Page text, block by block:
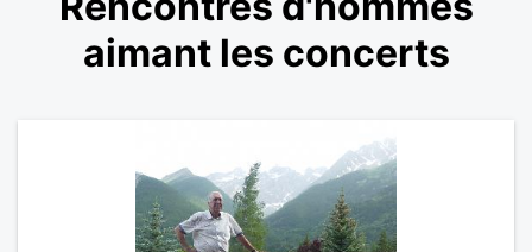
aimant les concerts